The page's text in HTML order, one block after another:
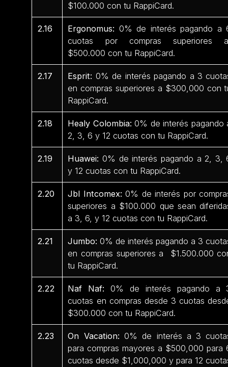
$100.000 con tu RappiCard.
2.16 Ergonomus: 0% de interés pagando a
cuotas por compras superiores
$500.000 con tu RappiCard.
2.17 Esprit: 0% de interés pagando a 3
en compras superiores a $300,000 con
RappiCard.
2.18 Healy Colombia:0% de interés pagando
2, 3, 6 y 12 cuotas con tu RappiCard.
2.19 Huawei: 0% de interés pagando a 2, 3,
y 12 cuotas con tu RappiCard.
2.20 Jbl Intcomex:0% de interés por
superiores a $100.000 que sean
a 3, 6, y 12 cuotas con tu RappiCard.
2.21 Jumbo: 0% de interés pagando a 3
en compras superiores a $1.500.000
tu RappiCard.
2.22 Naf Naf:0% de interés pagando a
cuotas en compras desde 3 cuotas
$300.000 con tu RappiCard.
2.23 On Vacation: 0% de interés a 3
para compras mayores a $500,000 para
cuotas desde $1,000,000 y para 12